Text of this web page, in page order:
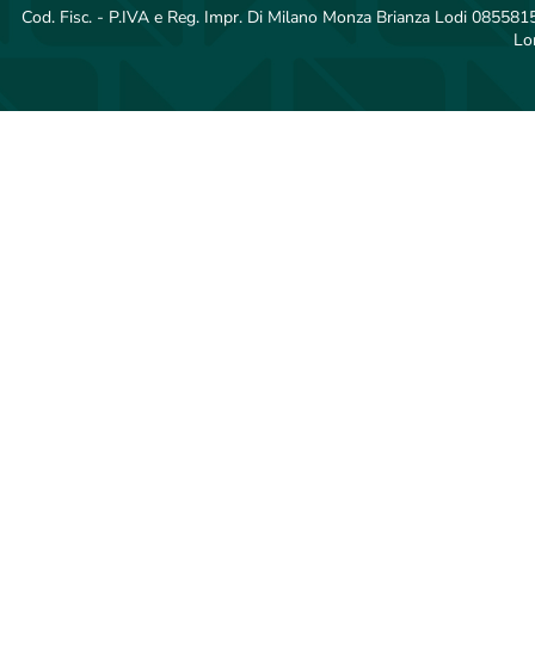
Cod. Fisc. - P.IVA e Reg. Impr. Di Milano Monza Brianza Lodi